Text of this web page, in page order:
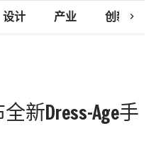
设计 产业 创新研究
chevron_right
全新Dress-Age手